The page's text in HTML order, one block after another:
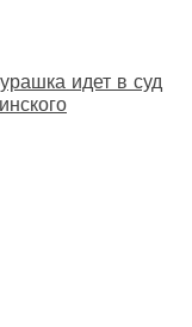
идет в суд